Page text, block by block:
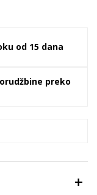
od 15 dana
preko